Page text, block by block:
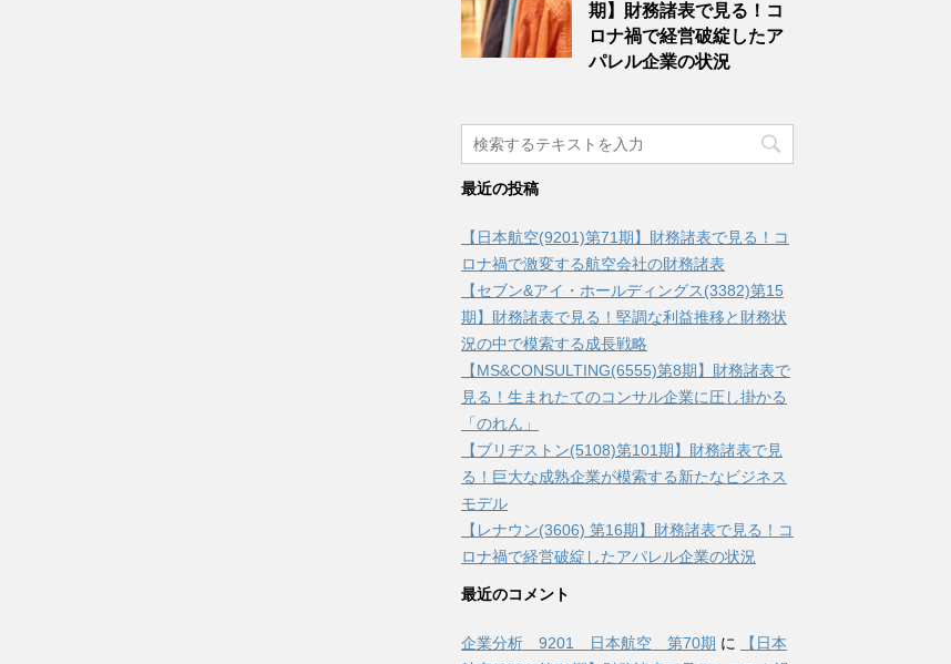
期】財務諸表で見る！コ
ロナ禍で経営破綻したア
パレル企業の状況
最近の投稿
【日本航空(9201)第71期】財務諸表で見る！コ
ロナ禍で激変する航空会社の財務諸表
【セブン&アイ・ホールディングス(3382)第15
期】財務諸表で見る！堅調な利益推移と財務状
況の中で模索する成長戦略
【MS&CONSULTING(6555)第8期】財務諸表で
見る！生まれたてのコンサル企業に圧し掛かる
「のれん」
【ブリヂストン(5108)第101期】財務諸表で見
る！巨大な成熟企業が模索する新たなビジネス
モデル
【レナウン(3606) 第16期】財務諸表で見る！コ
ロナ禍で経営破綻したアパレル企業の状況
最近のコメント
企業分析 9201 日本航空 第70期 に
【日本